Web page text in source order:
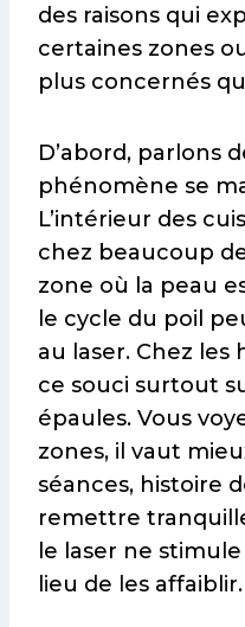
des raisons qui
certaines zones
plus concernés
D’abord, parlons
phénomène se
L’intérieur des
chez beaucoup
zone où la peau
le cycle du poil
au laser. Chez
ce souci surtout
épaules. Vous
zones, il vaut
séances, histoire
remettre
le laser ne stimule
lieu de les affaiblir.